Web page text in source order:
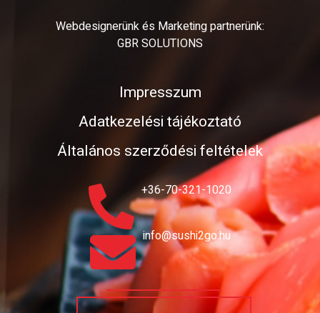
Webdesignerünk és Marketing partnerünk:
GBR SOLUTIONS
Impresszum
Adatkezelési tájékoztató
Általános szerződési feltételek
+36-70-321-1020
info@sushi2go.hu